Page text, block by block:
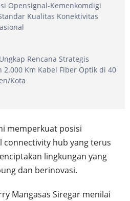
Opensignal-Kemenkomdigi
Kualitas Konektivitas
Ungkap Rencana Strategis
2.000 Km Kabel Fiber Optik di 40
Kota
memperkuat posisi
connectivity hub yang terus
lingkungan yang
dan berinovasi.
Mangasas Siregar menilai